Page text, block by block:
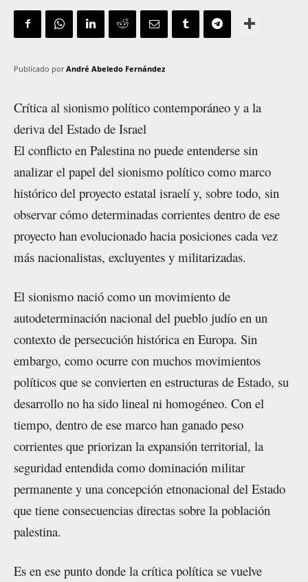
Publicado por André Abeledo Fernández
Crítica al sionismo político contemporáneo y a la
deriva del Estado de Israel
El conflicto en Palestina no puede entenderse sin
analizar el papel del sionismo político como marco
histórico del proyecto estatal israelí y, sobre todo, sin
observar cómo determinadas corrientes dentro de ese
proyecto han evolucionado hacia posiciones cada vez
más nacionalistas, excluyentes y militarizadas.
El sionismo nació como un movimiento de
autodeterminación nacional del pueblo judío en un
contexto de persecución histórica en Europa. Sin
embargo, como ocurre con muchos movimientos
políticos que se convierten en estructuras de Estado, su
desarrollo no ha sido lineal ni homogéneo. Con el
tiempo, dentro de ese marco han ganado peso
corrientes que priorizan la expansión territorial, la
seguridad entendida como dominación militar
permanente y una concepción etnonacional del Estado
que tiene consecuencias directas sobre la población
palestina.
Es en ese punto donde la crítica política se vuelve